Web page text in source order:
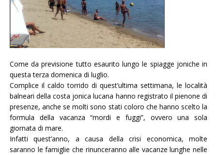
Come da previsione tutto esaurito lungo le spiagge joniche in
questa terza domenica di luglio.
Complice il caldo torrido di quest’ultima settimana, le località
balneari della costa jonica lucana hanno registrato il pienone di
presenze, anche se molti sono stati coloro che hanno scelto la
formula della vacanza “mordi e fuggi”, ovvero una sola
giornata di mare.
Infatti quest’anno, a causa della crisi economica, molte
saranno le famiglie che rinunceranno alle vacanze lunghe nelle